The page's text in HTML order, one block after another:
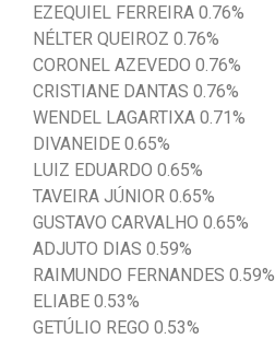
EZEQUIEL FERREIRA 0.76%
NÉLTER QUEIROZ 0.76%
CORONEL AZEVEDO 0.76%
CRISTIANE DANTAS 0.76%
WENDEL LAGARTIXA 0.71%
DIVANEIDE 0.65%
LUIZ EDUARDO 0.65%
TAVEIRA JÚNIOR 0.65%
GUSTAVO CARVALHO 0.65%
ADJUTO DIAS 0.59%
RAIMUNDO FERNANDES 0.59%
ELIABE 0.53%
GETÚLIO REGO 0.53%